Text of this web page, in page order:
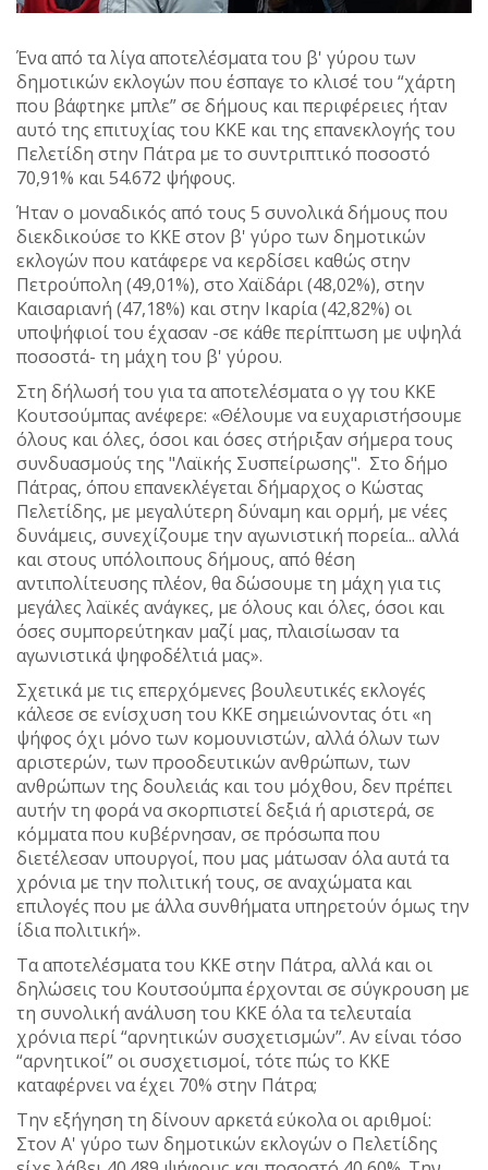
Ένα από τα λίγα αποτελέσματα του β' γύρου των
δημοτικών εκλογών που έσπαγε το κλισέ του “χάρτη
που βάφτηκε μπλε” σε δήμους και περιφέρειες ήταν
αυτό της επιτυχίας του ΚΚΕ και της επανεκλογής του
Πελετίδη στην Πάτρα με το συντριπτικό ποσοστό
70,91% και 54.672 ψήφους.
Ήταν ο μοναδικός από τους 5 συνολικά δήμους που
διεκδικούσε το ΚΚΕ στον β' γύρο των δημοτικών
εκλογών που κατάφερε να κερδίσει καθώς στην
Πετρούπολη (49,01%), στο Χαϊδάρι (48,02%), στην
Καισαριανή (47,18%) και στην Ικαρία (42,82%) οι
υποψήφιοί του έχασαν -σε κάθε περίπτωση με υψηλά
ποσοστά- τη μάχη του β' γύρου.
Στη δήλωσή του για τα αποτελέσματα ο γγ του ΚΚΕ
Κουτσούμπας ανέφερε: «Θέλουμε να ευχαριστήσουμε
όλους και όλες, όσοι και όσες στήριξαν σήμερα τους
συνδυασμούς της "Λαϊκής Συσπείρωσης". Στο δήμο
Πάτρας, όπου επανεκλέγεται δήμαρχος ο Κώστας
Πελετίδης, με μεγαλύτερη δύναμη και ορμή, με νέες
δυνάμεις, συνεχίζουμε την αγωνιστική πορεία... αλλά
και στους υπόλοιπους δήμους, από θέση
αντιπολίτευσης πλέον, θα δώσουμε τη μάχη για τις
μεγάλες λαϊκές ανάγκες, με όλους και όλες, όσοι και
όσες συμπορεύτηκαν μαζί μας, πλαισίωσαν τα
αγωνιστικά ψηφοδέλτιά μας».
Σχετικά με τις επερχόμενες βουλευτικές εκλογές
κάλεσε σε ενίσχυση του ΚΚΕ σημειώνοντας ότι «η
ψήφος όχι μόνο των κομουνιστών, αλλά όλων των
αριστερών, των προοδευτικών ανθρώπων, των
ανθρώπων της δουλειάς και του μόχθου, δεν πρέπει
αυτήν τη φορά να σκορπιστεί δεξιά ή αριστερά, σε
κόμματα που κυβέρνησαν, σε πρόσωπα που
διετέλεσαν υπουργοί, που μας μάτωσαν όλα αυτά τα
χρόνια με την πολιτική τους, σε αναχώματα και
επιλογές που με άλλα συνθήματα υπηρετούν όμως την
ίδια πολιτική».
Τα αποτελέσματα του ΚΚΕ στην Πάτρα, αλλά και οι
δηλώσεις του Κουτσούμπα έρχονται σε σύγκρουση με
τη συνολική ανάλυση του ΚΚΕ όλα τα τελευταία
χρόνια περί “αρνητικών συσχετισμών”. Αν είναι τόσο
“αρνητικοί” οι συσχετισμοί, τότε πώς το ΚΚΕ
καταφέρνει να έχει 70% στην Πάτρα;
Την εξήγηση τη δίνουν αρκετά εύκολα οι αριθμοί:
Στον Α' γύρο των δημοτικών εκλογών ο Πελετίδης